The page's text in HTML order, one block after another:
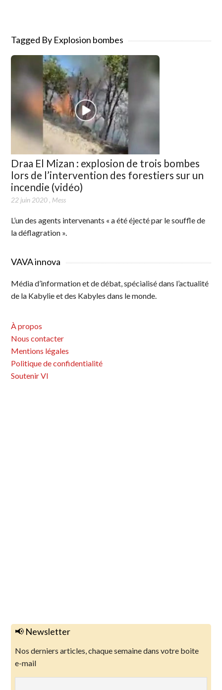
Tagged By Explosion bombes
Draa El Mizan : explosion de trois bombes
lors de l’intervention des forestiers sur un
incendie (vidéo)
22 juin 2020, Mess
L’un des agents intervenants « a été éjecté par le souffle de
la déflagration ».
VAVA innova
Média d’information et de débat, spécialisé dans l’actualité
de la Kabylie et des Kabyles dans le monde.
À propos
Nous contacter
Mentions légales
Politique de confidentialité
Soutenir VI
📢 Newsletter
Nos derniers articles, chaque semaine dans votre boite
e-mail